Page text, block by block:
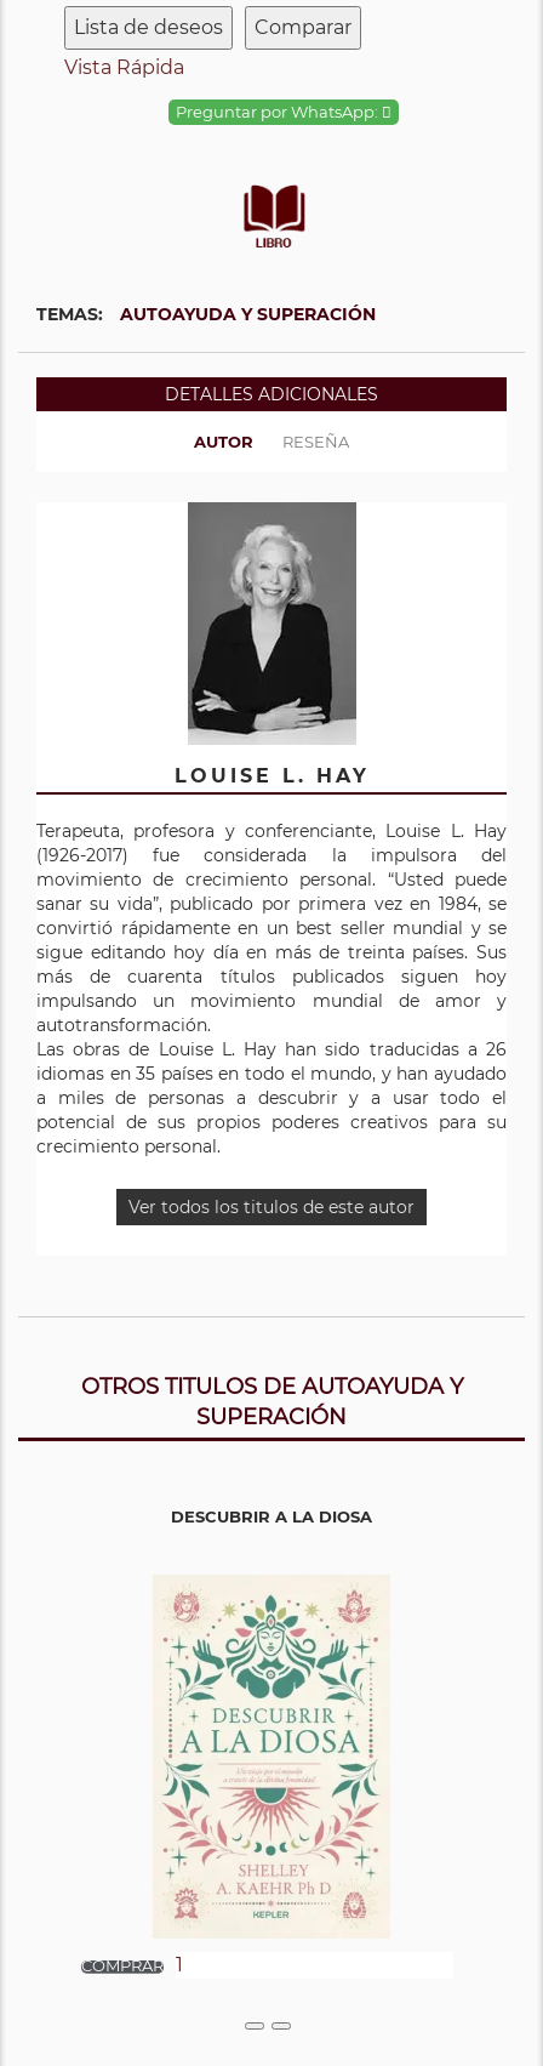
Lista de deseos
Comparar
Vista Rápida
Preguntar por WhatsApp:
TEMAS: AUTOAYUDA Y SUPERACIÓN
DETALLES ADICIONALES
AUTOR RESEÑA
LOUISE L. HAY
Terapeuta, profesora y conferenciante, Louise L. Hay
(1926-2017) fue considerada la impulsora del
movimiento de crecimiento personal. “Usted puede
sanar su vida”, publicado por primera vez en 1984, se
convirtió rápidamente en un best seller mundial y se
sigue editando hoy día en más de treinta países. Sus
más de cuarenta títulos publicados siguen hoy
impulsando un movimiento mundial de amor y
autotransformación.
Las obras de Louise L. Hay han sido traducidas a 26
idiomas en 35 países en todo el mundo, y han ayudado
a miles de personas a descubrir y a usar todo el
potencial de sus propios poderes creativos para su
crecimiento personal.
Ver todos los titulos de este autor
OTROS TITULOS DE AUTOAYUDA Y
SUPERACIÓN
DESCUBRIR A LA DIOSA